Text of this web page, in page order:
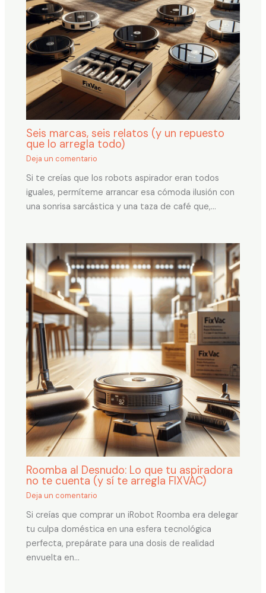
Seis marcas, seis relatos (y un repuesto
que lo arregla todo)
Deja un comentario
Si te creías que los robots aspirador eran todos
iguales, permíteme arrancar esa cómoda ilusión con
una sonrisa sarcástica y una taza de café que,…
Roomba al Desnudo: Lo que tu aspiradora
no te cuenta (y sí te arregla FIXVAC)
Deja un comentario
Si creías que comprar un iRobot Roomba era delegar
tu culpa doméstica en una esfera tecnológica
perfecta, prepárate para una dosis de realidad
envuelta en…